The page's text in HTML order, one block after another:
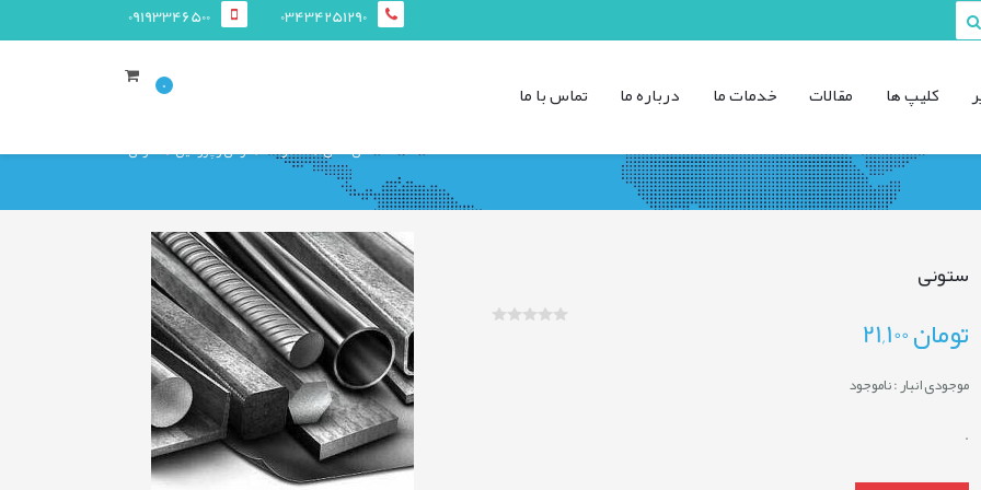
03434251290
09193346500
0 کليپ ها مقالات خدمات ما درباره ما تماس با ما
صفحه ی اصلی محصولات قوطی و پروفيل ستونی
ستونی
تومان
موجودی انبار :ناموجود
.